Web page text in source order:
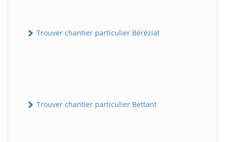
Trouver chantier particulier Béréziat
Trouver chantier particulier Bettant